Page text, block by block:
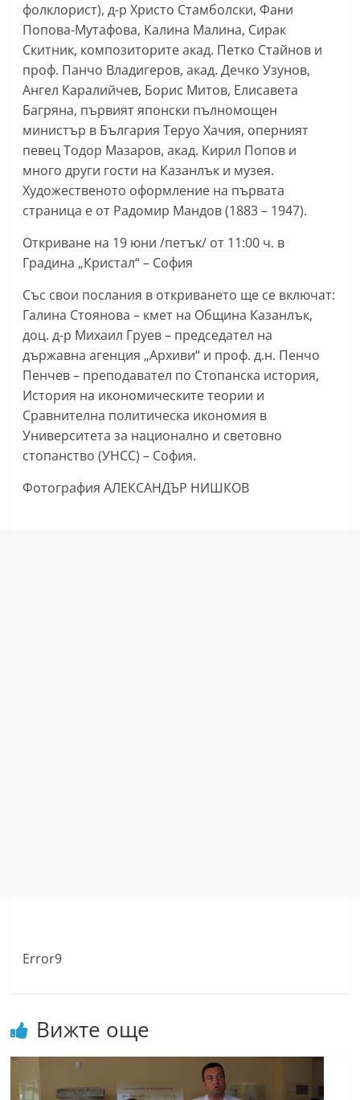
e
r
y
-
a
z
a
n
l
a
k
c
m
фолклорист), д-р Христо Стамболски, Фани
Попова-Мутафова, Калина Малина, Сирак
Скитник, композиторите акад. Петко Стайнов и
проф. Панчо Владигеров, акад. Дечко Узунов,
Ангел Каралийчев, Борис Митов, Елисавета
Багряна, първият японски пълномощен
министър в България Теруо Хачия, оперният
певец Тодор Мазаров, акад. Кирил Попов и
много други гости на Казанлък и музея.
Художественото оформление на първата
страница е от Радомир Мандов (1883 – 1947).
Откриване на 19 юни /петък/ от 11:00 ч. в
Градина „Кристал“ – София
Със свои послания в откриването ще се включат:
Галина Стоянова – кмет на Община Казанлък,
доц. д-р Михаил Груев – председател на
държавна агенция „Архиви“ и проф. д.н. Пенчо
Пенчев – преподавател по Стопанска история,
История на икономическите теории и
Сравнителна политическа икономия в
Университета за национално и световно
стопанство (УНСС) – София.
Фотография АЛЕКСАНДЪР НИШКОВ
Error9
Вижте още